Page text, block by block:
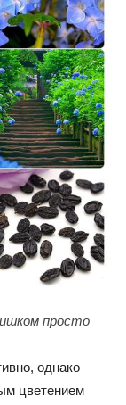
просто
однако
цветением